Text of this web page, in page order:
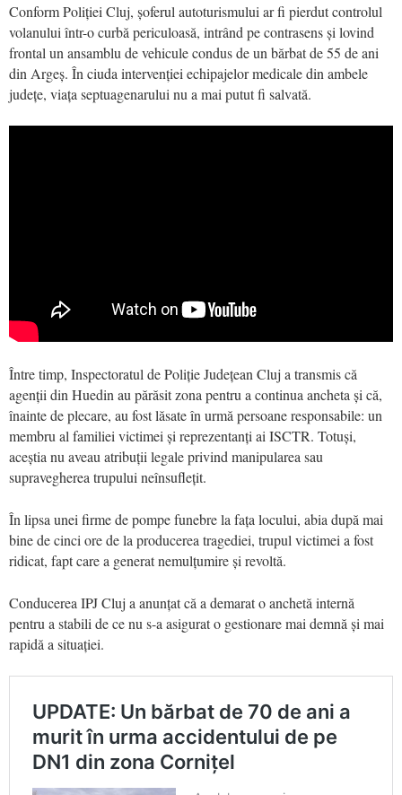
Conform Poliției Cluj, șoferul autoturismului ar fi pierdut controlul
volanului într-o curbă periculoasă, intrând pe contrasens și lovind
frontal un ansamblu de vehicule condus de un bărbat de 55 de ani
din Argeș. În ciuda intervenției echipajelor medicale din ambele
județe, viața septuagenarului nu a mai putut fi salvată.
Între timp, Inspectoratul de Poliție Județean Cluj a transmis că
agenții din Huedin au părăsit zona pentru a continua ancheta și că,
înainte de plecare, au fost lăsate în urmă persoane responsabile: un
membru al familiei victimei și reprezentanți ai ISCTR. Totuși,
aceștia nu aveau atribuții legale privind manipularea sau
supravegherea trupului neînsuflețit.
În lipsa unei firme de pompe funebre la fața locului, abia după mai
bine de cinci ore de la producerea tragediei, trupul victimei a fost
ridicat, fapt care a generat nemulțumire și revoltă.
Conducerea IPJ Cluj a anunțat că a demarat o anchetă internă
pentru a stabili de ce nu s-a asigurat o gestionare mai demnă și mai
rapidă a situației.